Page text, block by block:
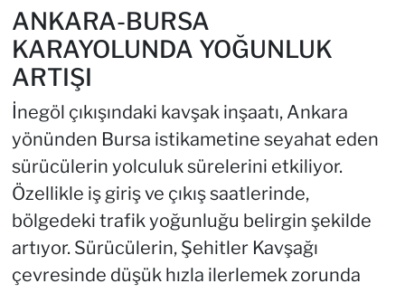
ANKARA-BURSA
KARAYOLUNDA YOĞUNLUK
ARTIŞI
İnegöl çıkışındaki kavşak inşaatı, Ankara
yönünden Bursa istikametine seyahat eden
sürücülerin yolculuk sürelerini etkiliyor.
Özellikle iş giriş ve çıkış saatlerinde,
bölgedeki trafik yoğunluğu belirgin şekilde
artıyor. Sürücülerin, Şehitler Kavşağı
çevresinde düşük hızla ilerlemek zorunda